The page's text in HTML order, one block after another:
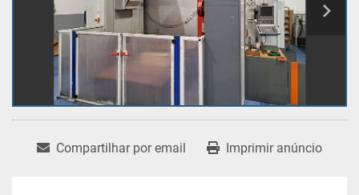
Compartilhar por email Imprimir anúncio